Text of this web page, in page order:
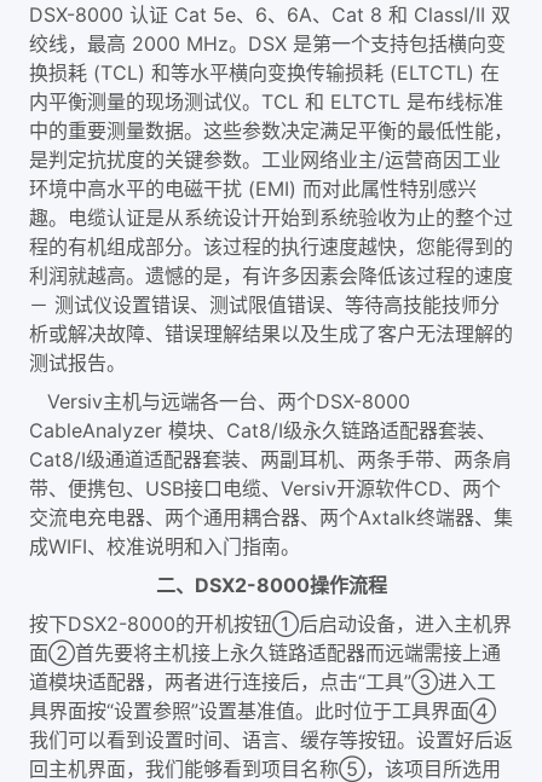
DSX-8000 认证 Cat 5e、6、6A、Cat 8 和 ClassI/II 双
绞线，最高 2000 MHz。DSX 是第一个支持包括横向变
换损耗 (TCL) 和等水平横向变换传输损耗 (ELTCTL) 在
内平衡测量的现场测试仪。TCL 和 ELTCTL 是布线标准
中的重要测量数据。这些参数决定满足平衡的最低性能，
是判定抗扰度的关键参数。工业网络业主/运营商因工业
环境中高水平的电磁干扰 (EMI) 而对此属性特别感兴
趣。电缆认证是从系统设计开始到系统验收为止的整个过
程的有机组成部分。该过程的执行速度越快，您能得到的
利润就越高。遗憾的是，有许多因素会降低该过程的速度
－ 测试仪设置错误、测试限值错误、等待高技能技师分
析或解决故障、错误理解结果以及生成了客户无法理解的
测试报告。
Versiv主机与远端各一台、两个DSX-8000
CableAnalyzer 模块、Cat8/I级永久链路适配器套装、
Cat8/I级通道适配器套装、两副耳机、两条手带、两条肩
带、便携包、USB接口电缆、Versiv开源软件CD、两个
交流电充电器、两个通用耦合器、两个Axtalk终端器、集
成WIFI、校准说明和入门指南。
二、DSX2-8000操作流程
按下DSX2-8000的开机按钮①后启动设备，进入主机界
面②首先要将主机接上永久链路适配器而远端需接上通
道模块适配器，两者进行连接后，点击“工具”③进入工
具界面按“设置参照”设置基准值。此时位于工具界面④
我们可以看到设置时间、语言、缓存等按钮。设置好后返
回主机界面，我们能够看到项目名称⑤，该项目所选用